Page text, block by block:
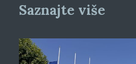
Saznajte više